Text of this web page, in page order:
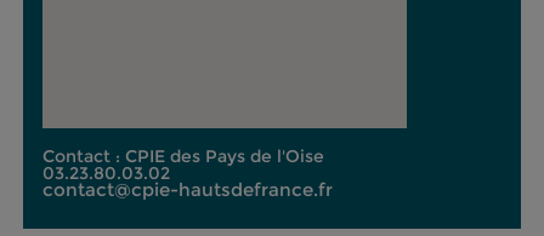
Contact : CPIE des Pays de l'Oise
03.23.80.03.02
contact@cpie-hautsdefrance.fr